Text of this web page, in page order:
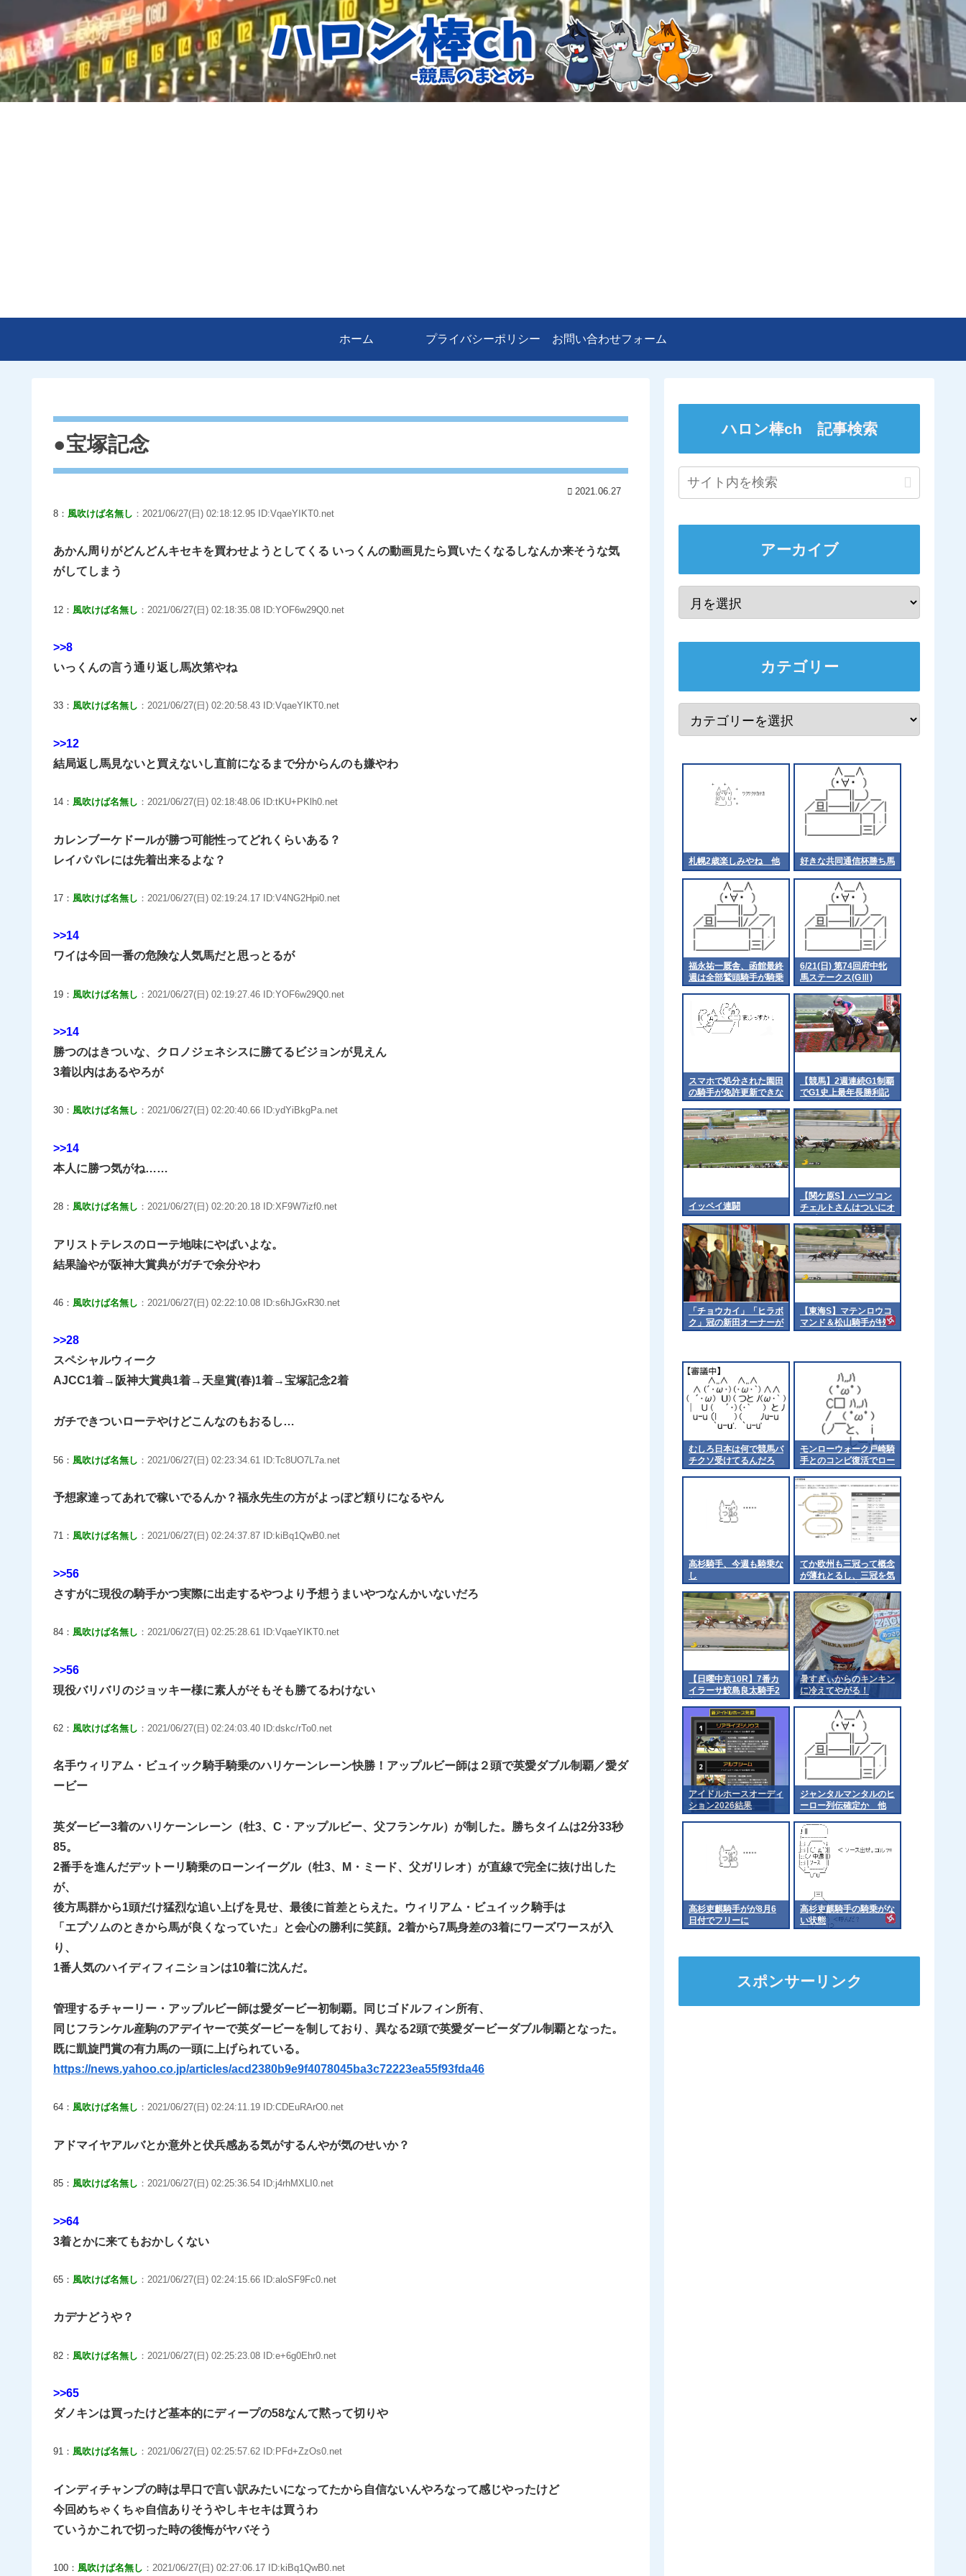
ホーム プライバシーポリシー お問い合わせフォーム
●宝塚記念
2021.06.27
8： 風吹けば名無し ：2021/06/27(日) 02:18:12.95 ID:VqaeYIKT0.net
あかん周りがどんどんキセキを買わせようとしてくる いっくんの動画見たら買いたくなるしなんか来そうな気
がしてしまう
12： 風吹けば名無し ：2021/06/27(日) 02:18:35.08 ID:YOF6w29Q0.net
>>8
いっくんの言う通り返し馬次第やね
33： 風吹けば名無し ：2021/06/27(日) 02:20:58.43 ID:VqaeYIKT0.net
>>12
結局返し馬見ないと買えないし直前になるまで分からんのも嫌やわ
14： 風吹けば名無し ：2021/06/27(日) 02:18:48.06 ID:tKU+PKlh0.net
カレンブーケドールが勝つ可能性ってどれくらいある？
レイパパレには先着出来るよな？
17： 風吹けば名無し ：2021/06/27(日) 02:19:24.17 ID:V4NG2Hpi0.net
>>14
ワイは今回一番の危険な人気馬だと思っとるが
19： 風吹けば名無し ：2021/06/27(日) 02:19:27.46 ID:YOF6w29Q0.net
>>14
勝つのはきついな、クロノジェネシスに勝てるビジョンが見えん
3着以内はあるやろが
30： 風吹けば名無し ：2021/06/27(日) 02:20:40.66 ID:ydYiBkgPa.net
>>14
本人に勝つ気がね……
28： 風吹けば名無し ：2021/06/27(日) 02:20:20.18 ID:XF9W7izf0.net
アリストテレスのローテ地味にやばいよな。
結果論やが阪神大賞典がガチで余分やわ
46： 風吹けば名無し ：2021/06/27(日) 02:22:10.08 ID:s6hJGxR30.net
>>28
スペシャルウィーク
AJCC1着→阪神大賞典1着→天皇賞(春)1着→宝塚記念2着
ガチできついローテやけどこんなのもおるし…
56： 風吹けば名無し ：2021/06/27(日) 02:23:34.61 ID:Tc8UO7L7a.net
予想家達ってあれで稼いでるんか？福永先生の方がよっぽど頼りになるやん
71： 風吹けば名無し ：2021/06/27(日) 02:24:37.87 ID:kiBq1QwB0.net
>>56
さすがに現役の騎手かつ実際に出走するやつより予想うまいやつなんかいないだろ
84： 風吹けば名無し ：2021/06/27(日) 02:25:28.61 ID:VqaeYIKT0.net
>>56
現役バリバリのジョッキー様に素人がそもそも勝てるわけない
62： 風吹けば名無し ：2021/06/27(日) 02:24:03.40 ID:dskc/rTo0.net
名手ウィリアム・ビュイック騎手騎乗のハリケーンレーン快勝！アップルビー師は２頭で英愛ダブル制覇／愛ダ
ービー
英ダービー3着のハリケーンレーン（牡3、C・アップルビー、父フランケル）が制した。勝ちタイムは2分33秒
85。
2番手を進んだデットーリ騎乗のローンイーグル（牡3、M・ミード、父ガリレオ）が直線で完全に抜け出した
が、
後方馬群から1頭だけ猛烈な追い上げを見せ、最後に首差とらえた。ウィリアム・ビュイック騎手は
「エプソムのときから馬が良くなっていた」と会心の勝利に笑顔。2着から7馬身差の3着にワーズワースが入
り、
1番人気のハイディフィニションは10着に沈んだ。
管理するチャーリー・アップルビー師は愛ダービー初制覇。同じゴドルフィン所有、
同じフランケル産駒のアデイヤーで英ダービーを制しており、異なる2頭で英愛ダービーダブル制覇となった。
既に凱旋門賞の有力馬の一頭に上げられている。
https://news.yahoo.co.jp/articles/acd2380b9e9f4078045ba3c72223ea55f93fda46
64： 風吹けば名無し ：2021/06/27(日) 02:24:11.19 ID:CDEuRArO0.net
アドマイヤアルバとか意外と伏兵感ある気がするんやが気のせいか？
85： 風吹けば名無し ：2021/06/27(日) 02:25:36.54 ID:j4rhMXLI0.net
>>64
3着とかに来てもおかしくない
65： 風吹けば名無し ：2021/06/27(日) 02:24:15.66 ID:aloSF9Fc0.net
カデナどうや？
82： 風吹けば名無し ：2021/06/27(日) 02:25:23.08 ID:e+6g0Ehr0.net
>>65
ダノキンは買ったけど基本的にディープの58なんて黙って切りや
91： 風吹けば名無し ：2021/06/27(日) 02:25:57.62 ID:PFd+ZzOs0.net
インディチャンプの時は早口で言い訳みたいになってたから自信ないんやろなって感じやったけど
今回めちゃくちゃ自信ありそうやしキセキは買うわ
ていうかこれで切った時の後悔がヤバそう
100： 風吹けば名無し ：2021/06/27(日) 02:27:06.17 ID:kiBq1QwB0.net
ハロン棒ch 記事検索
アーカイブ
カテゴリー
札幌2歳楽しみやね 他 好きな共同通信杯勝ち馬
福永祐一厩舎、函館最終
週は全部鷲頭騎手が騎乗
6/21(日) 第74回府中牝
馬ステークス(GⅢ)
part1
スマホで処分された園田
の騎手が免許更新できな
かったらしい
【競馬】2週連続G1制覇
でG1史上最年長勝利記
録を更新した武豊騎手
「ようやくピークが来
た」「遅咲きでした」
[ニーニーφ★]
イッペイ連闘
【関ケ原S】ハーツコン
チェルトさんはついにオ
ープンクラスへ昇格でき
るのか？
「チョウカイ」「ヒラボ
ク」冠の新田オーナーが
死去
【東海S】マテンロウコ
マンド＆松山騎手がｷﾀ
━━━━(ﾟ∀ﾟ)━━━━!!
むしろ日本は何で競馬バ
チクソ受けてるんだろ
モンローウォーク戸崎騎
手とのコンビ復活でロー
ズSへ 他
高杉騎手、今週も騎乗な
し
てか欧州も三冠って概念
が薄れとるし、三冠を気
にするのは日本くらいに
なるんやろか 他
【日曜中京10R】7番カ
イラーサ鮫島良太騎手2
着
暑すぎぃからのキンキン
に冷えてやがる！
アイドルホースオーディ
ション2026結果
ジャンタルマンタルのヒ
ーロー列伝確定か 他
高杉吏麒騎手がが8月6
日付でフリーに
高杉吏麒騎手の騎乗がな
い状態
スポンサーリンク